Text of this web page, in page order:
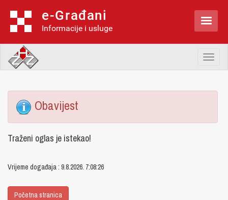
e-Građani
Informacije i usluge 
Toggle
Obavijest
Traženi oglas je istekao!
Vrijeme događaja : 9.8.2026. 7:08:26
Početna stranica